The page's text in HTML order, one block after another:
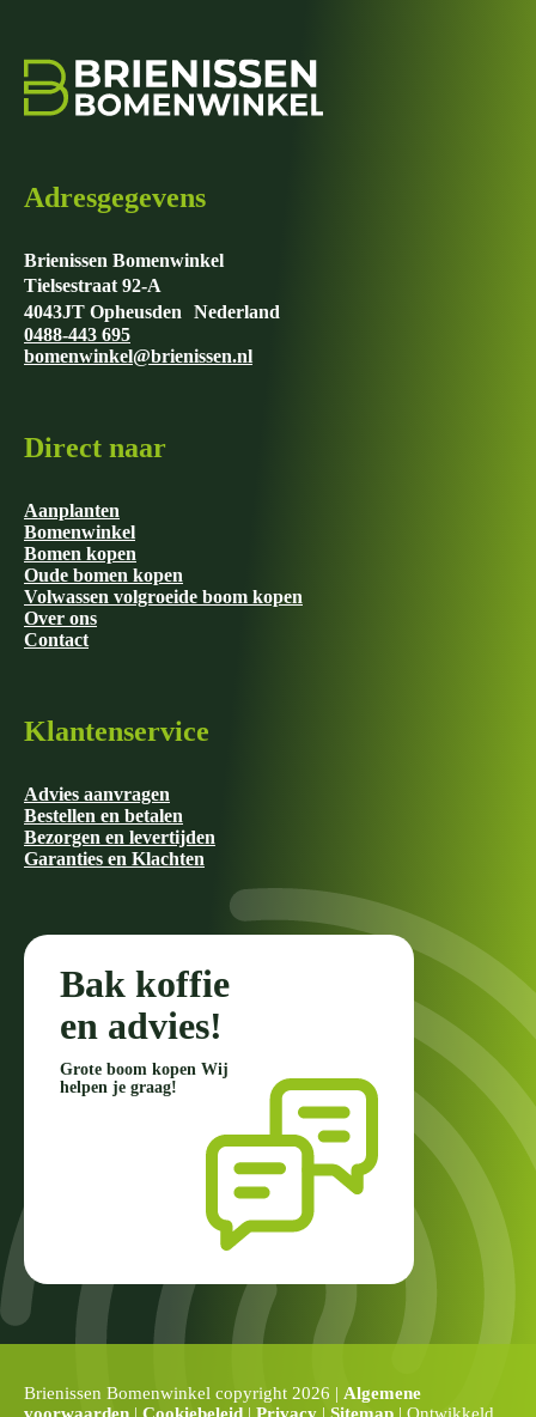
Adresgegevens
Brienissen Bomenwinkel
Tielsestraat 92-A
4043JT Opheusden Nederland
0488-443 695
bomenwinkel@brienissen.nl
Direct naar
Aanplanten
Bomenwinkel
Bomen kopen
Oude bomen kopen
Volwassen volgroeide boom kopen
Over ons
Contact
Klantenservice
Advies aanvragen
Bestellen en betalen
Bezorgen en levertijden
Garanties en Klachten
Bak koffie
en advies!
Grote boom kopen Wij
helpen je graag!
Brienissen Bomenwinkel copyright 2026 | Algemene